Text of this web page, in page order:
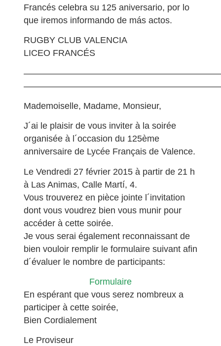
Francés celebra su 125 aniversario, por lo
que iremos informando de más actos.
RUGBY CLUB VALENCIA
LICEO FRANCÉS
Mademoiselle, Madame, Monsieur,
J´ai le plaisir de vous inviter à la soirée
organisée à l´occasion du 125ème
anniversaire de Lycée Français de Valence.
Le Vendredi 27 février 2015 à partir de 21 h
à Las Animas, Calle Martí, 4.
Vous trouverez en pièce jointe l´invitation
dont vous voudrez bien vous munir pour
accéder à cette soirée.
Je vous serai également reconnaissant de
bien vouloir remplir le formulaire suivant afin
d´évaluer le nombre de participants:
Formulaire
En espérant que vous serez nombreux a
participer à cette soirée,
Bien Cordialement
Le Proviseur